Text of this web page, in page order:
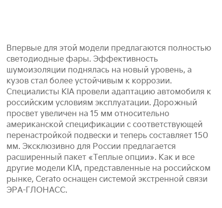
Впервые для этой модели предлагаются полностью
светодиодные фары. Эффективность
шумоизоляции поднялась на новый уровень, а
кузов стал более устойчивым к коррозии.
Специалисты KIA провели адаптацию автомобиля к
российским условиям эксплуатации. Дорожный
просвет увеличен на 15 мм относительно
американской спецификации с соответствующей
перенастройкой подвески и теперь составляет 150
мм. Эксклюзивно для России предлагается
расширенный пакет «Теплые опции». Как и все
другие модели KIA, представленные на российском
рынке, Cerato оснащен системой экстренной связи
ЭРА-ГЛОНАСС.